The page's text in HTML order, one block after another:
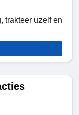
trakteer uzelf en